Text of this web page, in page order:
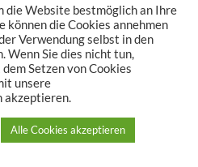
die Website bestmöglich an Ihre
können die Cookies annehmen
Verwendung selbst in den
Wenn Sie dies nicht tun,
Setzen von Cookies
unsere
akzeptieren.
Alle Cookies akzeptieren